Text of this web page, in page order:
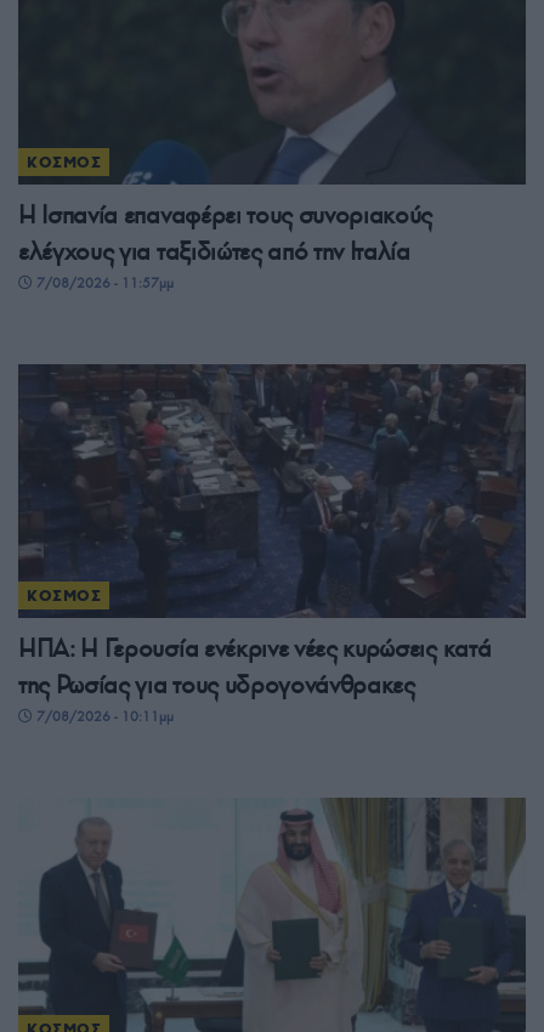
ΚΟΣΜΟΣ
Η Ισπανία επαναφέρει τους συνοριακούς
ελέγχους για ταξιδιώτες από την Ιταλία
7/08/2026 - 11:57μμ
ΚΟΣΜΟΣ
ΗΠΑ: Η Γερουσία ενέκρινε νέες κυρώσεις κατά
της Ρωσίας για τους υδρογονάνθρακες
7/08/2026 - 10:11μμ